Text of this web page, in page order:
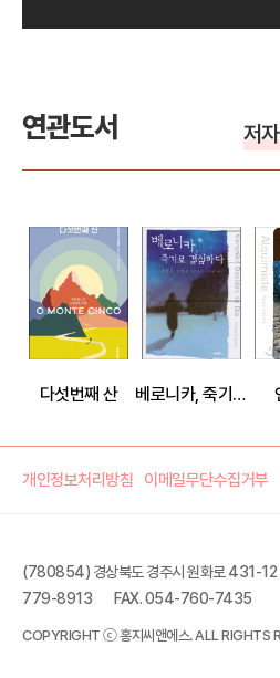
연관도서 저
다섯번째 산 베로니카, 죽기로 결심하다
개인정보처리방침 이메일무단수집거부
(780854) 경상북도 경주시 원화로 431-12
779-8913
FAX. 054-760-7435
COPYRIGHT ⓒ 홍지씨앤에스. ALL RIGHTS